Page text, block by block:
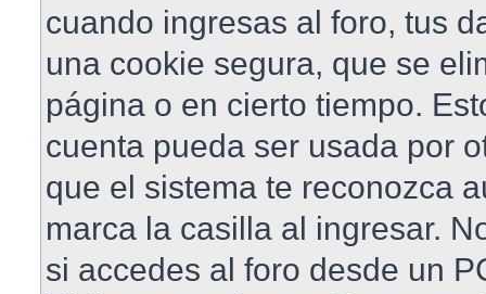
cuando ingresas al foro, tus
una cookie segura, que se
página o en cierto tiempo.
cuenta pueda ser usada por
que el sistema te reconozca
marca la casilla al ingresar.
si accedes al foro desde un